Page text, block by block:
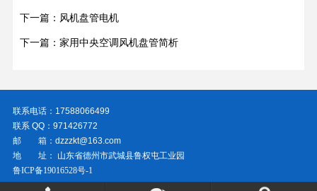
下一篇：风机盘管电机
下一篇：家用中央空调风机盘管简析
联系电话：17588066499
联系 QQ：971426772
邮 箱：dzzzkt@163.com
地 址： 山东省德州市武城县鲁权屯工业园
鲁ICP备19016528号-1